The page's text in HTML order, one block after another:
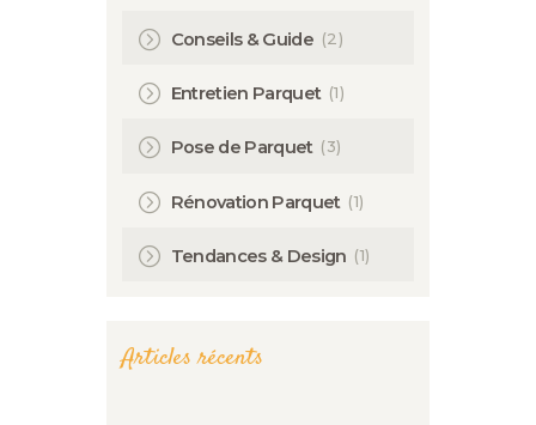
Conseils & Guide (2)
Entretien Parquet (1)
Pose de Parquet (3)
Rénovation Parquet (1)
Tendances & Design (1)
Articles récents